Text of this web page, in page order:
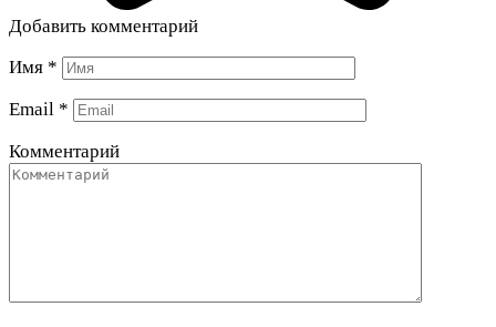
Добавить комментарий
Имя *
Email *
Комментарий